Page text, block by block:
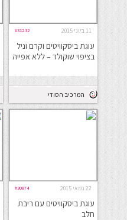
11 ביוני 2015 #31232
עוגת ביסקוויטים וקרם וניל
בציפוי שוקולד – ללא אפייה
המרכיב הסודי
22 במאי 2015 #30874
עוגת ביסקוויטים עם ריבת
חלב